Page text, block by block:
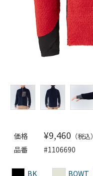
価格 ¥9,460 （税込）
品番 #1106690
BK BOWT